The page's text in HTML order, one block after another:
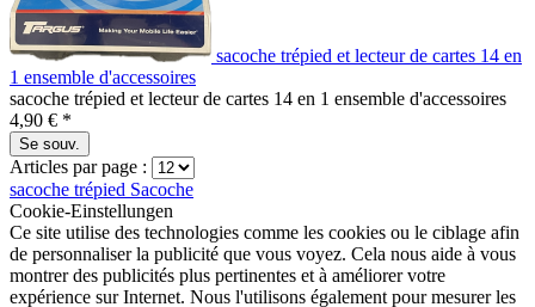
sacoche trépied et lecteur de cartes 14 en
1 ensemble d'accessoires
sacoche trépied et lecteur de cartes 14 en 1 ensemble d'accessoires
4,90 € *
Se souv.
Articles par page :
sacoche trépied Sacoche
Cookie-Einstellungen
Ce site utilise des technologies comme les cookies ou le ciblage afin
de personnaliser la publicité que vous voyez. Cela nous aide à vous
montrer des publicités plus pertinentes et à améliorer votre
expérience sur Internet. Nous l'utilisons également pour mesurer les